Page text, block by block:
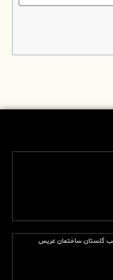
گلستان ساختمان عریس